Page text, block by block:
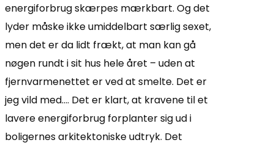
energiforbrug skærpes mærkbart. Og det
lyder måske ikke umiddelbart særlig sexet,
men det er da lidt frækt, at man kan gå
nøgen rundt i sit hus hele året – uden at
fjernvarmenettet er ved at smelte. Det er
jeg vild med…. Det er klart, at kravene til et
lavere energiforbrug forplanter sig ud i
boligernes arkitektoniske udtryk. Det